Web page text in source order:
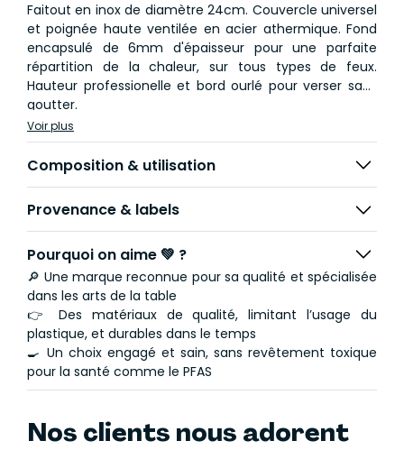
Faitout en inox de diamètre 24cm. Couvercle universel
et poignée haute ventilée en acier athermique. Fond
encapsulé de 6mm d'épaisseur pour une parfaite
répartition de la chaleur, sur tous types de feux.
Hauteur professionelle et bord ourlé pour verser sans
goutter.
La gamme Elysée tout inox, au fûts droits et profonds,
décline une gamme complète au design inspiré de la
sont à poignée fixe avec graduation interne. Le fond
encapsulé est anti-adhérent, thermo-diffuseur et
compatible tous feux, y compris induction.
Créee en 1967 par Jean Couzon, la marque Cuisinox
s'adresse aux amateurs de cuisine et de gastronomie.
Les gammes Cuisinox offrent l'un des meilleurs rapport
qualité / prix du marché. Les ustensiles de cuisine sont
conçus avec les meilleurs matériaux qui garantissent
l'excellence de leurs propriétés de cuisson et leur
durée dans le temps.
Voir plus
Composition & utilisation
Provenance & labels
Pourquoi on aime 💚 ?
🔎 Une marque reconnue pour sa qualité et spécialisée
dans les arts de la table
👉 Des matériaux de qualité, limitant l’usage du
plastique, et durables dans le temps
🍳 Un choix engagé et sain, sans revêtement toxique
pour la santé comme le PFAS
Nos clients nous adorent